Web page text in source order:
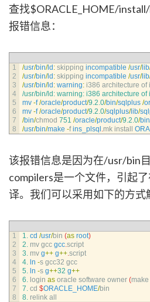
查找$ORACLE_HOME/
报错信息：
1
2
3
4
5
6
7
8
/usr/bin/ld : skipping incompatible /usr/lib
/usr/bin/ld : skipping incompatible /usr/lib
/usr/bin/ld : warning: i386 architecture of
/usr/bin/ld: warning: i386 architecture
mv -f /oracle/product/9.2.0/bin/sqlplus /
mv -f /oracle/product/9.2.0/sqlplus/lib/
/bin/chmod 751 /oracle/product/9.2.0/bin
/usr/bin/make -f ins_plsql .mk install
该报错信息是因为在/usr/bin
compilers是一个文件，引起
译。我们可以采用如下的方式
1
2
3
4
5
6
7
8
1. cd /usr/bin (as root)
2. mv gcc gcc.script
3. mv g++ g++.script
4. ln -s gcc32 gcc
5. ln -s g++32 g++
6. login as oracle software owner (make
7. cd $ORACLE_HOME/bin
8. relink all